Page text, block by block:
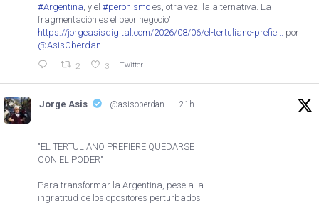
#Argentina , y el #peronismo es, otra vez, la alternativa. La
fragmentación es el peor negocio"
https://jorgeasisdigital.com/2026/08/06/el-tertuliano-prefie...
por
@AsisOberdan
2 3 Twitter
Jorge Asis @asisoberdan · 21h
"EL TERTULIANO PREFIERE QUEDARSE
CON EL PODER"
Para transformar la Argentina, pese a la
ingratitud de los opositores perturbados